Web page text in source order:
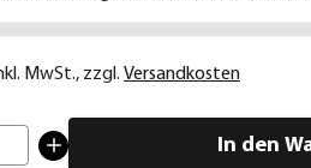
MwSt., zzgl. Versandkosten
In den